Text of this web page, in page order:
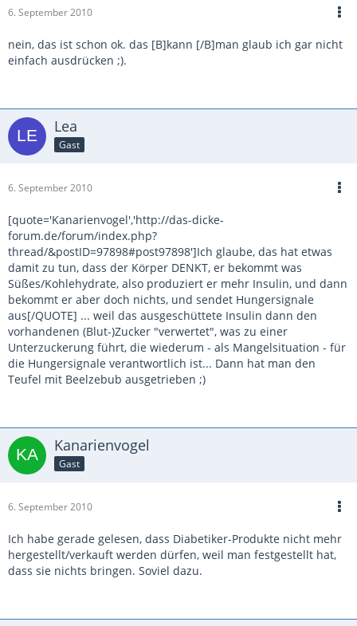
6. September 2010
nein, das ist schon ok. das [B]kann [/B]man glaub ich gar nicht
einfach ausdrücken ;).
Lea
Gast
6. September 2010
[quote='Kanarienvogel','http://das-dicke-
forum.de/forum/index.php?
thread/&postID=97898#post97898']Ich glaube, das hat etwas
damit zu tun, dass der Körper DENKT, er bekommt was
Süßes/Kohlehydrate, also produziert er mehr Insulin, und dann
bekommt er aber doch nichts, und sendet Hungersignale
aus[/QUOTE] ... weil das ausgeschüttete Insulin dann den
vorhandenen (Blut-)Zucker "verwertet", was zu einer
Unterzuckerung führt, die wiederum - als Mangelsituation - für
die Hungersignale verantwortlich ist... Dann hat man den
Teufel mit Beelzebub ausgetrieben ;)
Kanarienvogel
Gast
6. September 2010
Ich habe gerade gelesen, dass Diabetiker-Produkte nicht mehr
hergestellt/verkauft werden dürfen, weil man festgestellt hat,
dass sie nichts bringen. Soviel dazu.